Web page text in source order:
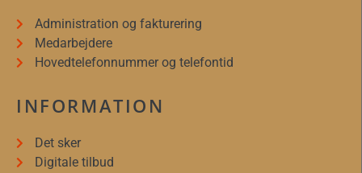
Administration og fakturering
Medarbejdere
Hovedtelefonnummer og telefontid
INFORMATION
Det sker
Digitale tilbud